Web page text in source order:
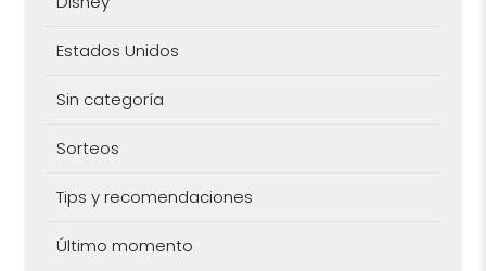
Estados Unidos
Sin categoría
Sorteos
Tips y recomendaciones
Último momento